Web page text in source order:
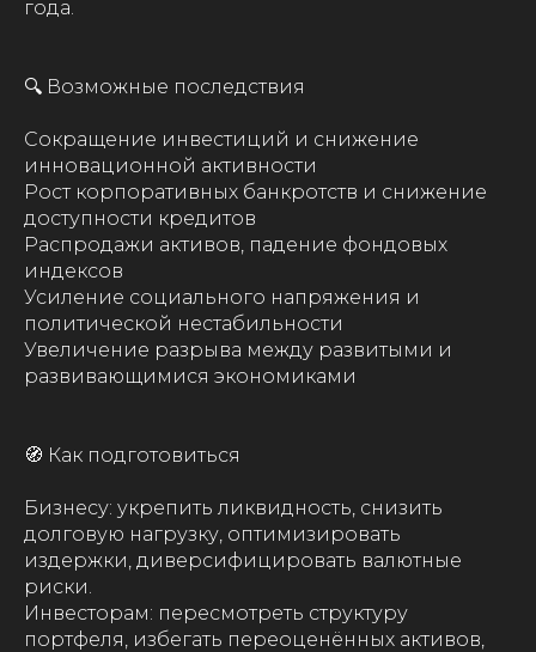
года.
🔍 Возможные последствия
Сокращение инвестиций и снижение
инновационной активности
Рост корпоративных банкротств и снижение
доступности кредитов
Распродажи активов, падение фондовых
индексов
Усиление социального напряжения и
политической нестабильности
Увеличение разрыва между развитыми и
развивающимися экономиками
🧭 Как подготовиться
Бизнесу: укрепить ликвидность, снизить
долговую нагрузку, оптимизировать
издержки, диверсифицировать валютные
риски.
Инвесторам: пересмотреть структуру
портфеля, избегать переоценённых активов,